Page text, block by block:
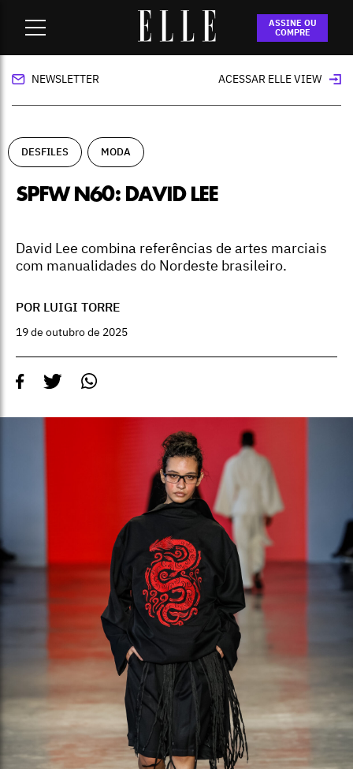
ASSINE OU
COMPRE
SPFW N60: David Lee
NEWSLETTER ACESSAR ELLE VIEW
DESFILES MODA
SPFW N60: DAVID LEE
David Lee combina referências de artes marciais
com manualidades do Nordeste brasileiro.
POR LUIGI TORRE
19 de outubro de 2025